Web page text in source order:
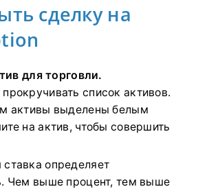
сделку на
для торговли.
список активов.
активы выделены белым
на актив, чтобы совершить
ставка определяет
Чем выше процент, тем выше